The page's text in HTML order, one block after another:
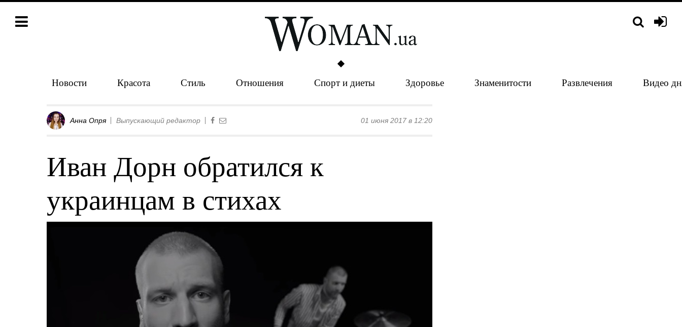
Новости Красота Стиль Отношения Спорт и диеты Здоровье Знаменитости Развлечения Видео
Анна Опря Выпускающий редактор 01 июня 2017 в 12:20
Иван Дорн обратился к
украинцам в стихах